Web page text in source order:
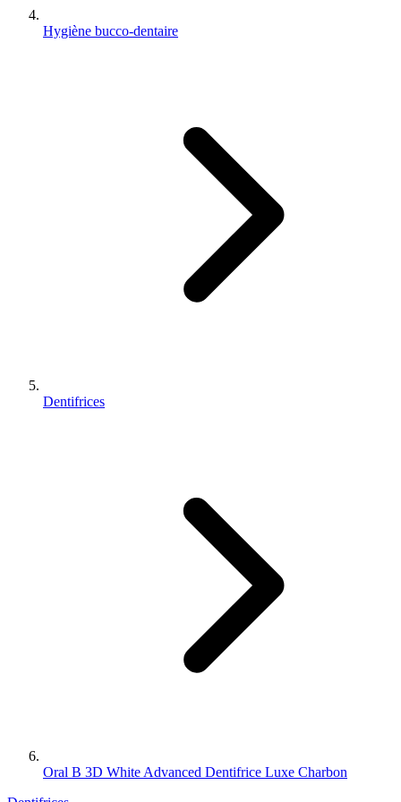
Hygiène bucco-dentaire
Dentifrices
Oral B 3D White Advanced Dentifrice Luxe Charbon